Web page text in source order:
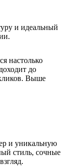
и идеальный
настолько
до
Выше
и уникальную
стиль, сочные